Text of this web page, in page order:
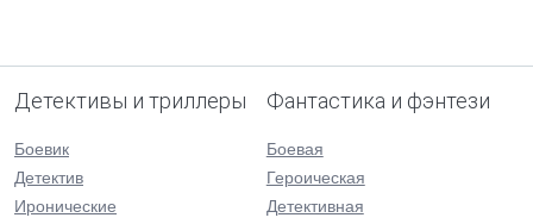
Детективы и триллеры
Боевик
Детектив
Иронические
Фантастика и фэнтези
Боевая
Героическая
Детективная